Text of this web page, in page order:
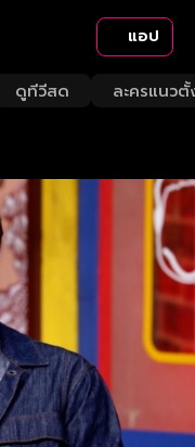
แอป
ดูทีวีสด ละครแนวตั้